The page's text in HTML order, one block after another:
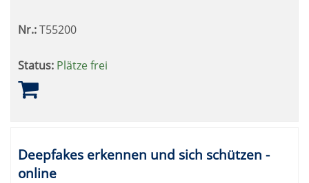
Nr.:T55200
Status: Plätze frei
Deepfakes erkennen und sich schützen -
online